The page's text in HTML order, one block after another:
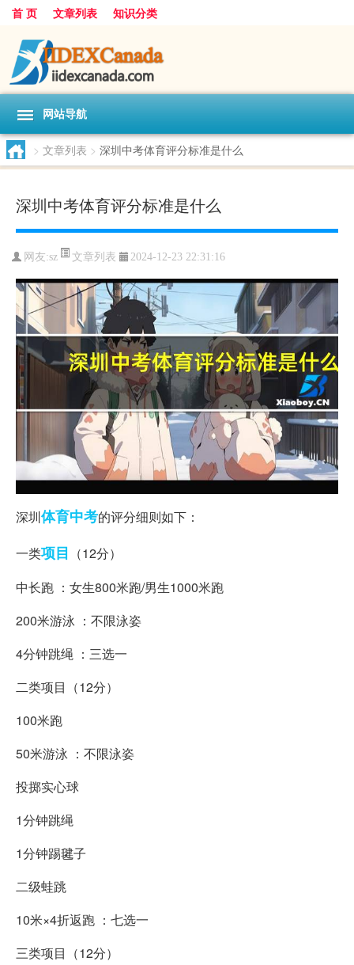
首 页 文章列表 知识分类
网站导航
> 文章列表 > 深圳中考体育评分标准是什么
深圳中考体育评分标准是什么
网友:sz 文章列表 2024-12-23 22:31:16
深圳体育中考的评分细则如下：
一类项目 （12分）
中长跑 ：女生800米跑/男生1000米跑
200米游泳 ：不限泳姿
4分钟跳绳 ：三选一
二类项目（12分）
100米跑
50米游泳 ：不限泳姿
投掷实心球
1分钟跳绳
1分钟踢毽子
二级蛙跳
10米×4折返跑 ：七选一
三类项目（12分）